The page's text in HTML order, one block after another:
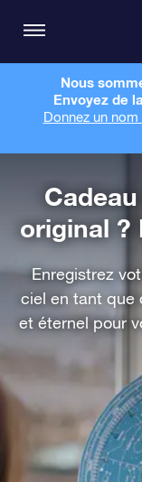
Nous
Envoyez de
Donnez un
original ?
Enregistrez
ciel en tant que
et éternel pour